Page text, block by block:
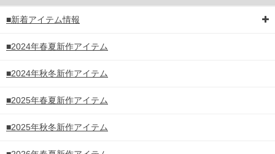
■新着アイテム情報
■2024年春夏新作アイテム
■2024年秋冬新作アイテム
■2025年春夏新作アイテム
■2025年秋冬新作アイテム